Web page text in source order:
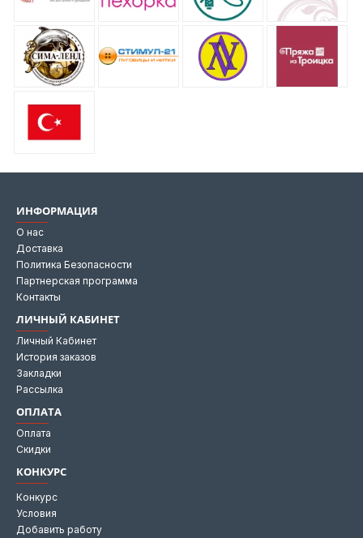
ИНФОРМАЦИЯ
О нас
Доставка
Политика Безопасности
Партнерская программа
Контакты
ЛИЧНЫЙ КАБИНЕТ
Личный Кабинет
История заказов
Закладки
Рассылка
ОПЛАТА
Оплата
Скидки
КОНКУРС
Конкурс
Условия
Добавить работу